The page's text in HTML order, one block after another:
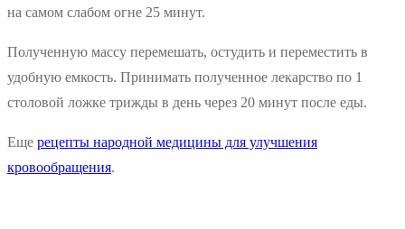
на самом слабом огне 25 минут.
Полученную массу перемешать, остудить и переместить в
удобную емкость. Принимать полученное лекарство по 1
столовой ложке трижды в день через 20 минут после еды.
Еще рецепты народной медицины для улучшения
кровообращения.